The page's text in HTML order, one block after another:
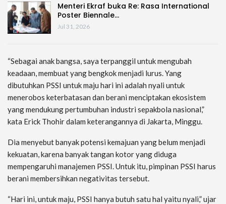
Menteri Ekraf buka Re: Rasa International
Poster Biennale…
Jul 31, 2026
“Sebagai anak bangsa, saya terpanggil untuk mengubah
keadaan, membuat yang bengkok menjadi lurus. Yang
dibutuhkan PSSI untuk maju hari ini adalah nyali untuk
menerobos keterbatasan dan berani menciptakan ekosistem
yang mendukung pertumbuhan industri sepakbola nasional,”
kata Erick Thohir dalam keterangannya di Jakarta, Minggu.
Dia menyebut banyak potensi kemajuan yang belum menjadi
kekuatan, karena banyak tangan kotor yang diduga
mempengaruhi manajemen PSSI. Untuk itu, pimpinan PSSI harus
berani membersihkan negativitas tersebut.
“Hari ini, untuk maju, PSSI hanya butuh satu hal yaitu nyali,” ujar